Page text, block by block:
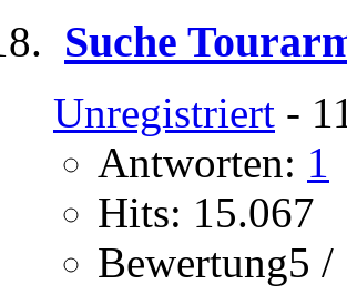
Suche
Unregistriert -
Antworten: 1
Hits: 15.067
Bewertung5 /